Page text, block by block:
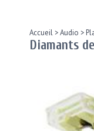
Accueil >Audio >
Diamants